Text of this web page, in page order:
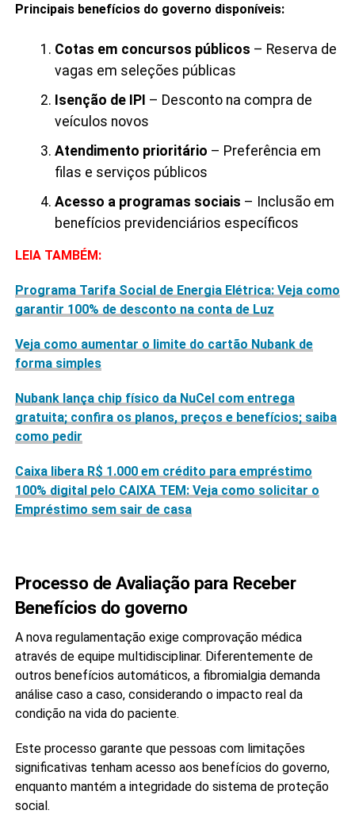
Principais benefícios do governo disponíveis:
Cotas em concursos públicos – Reserva de
vagas em seleções públicas
Isenção de IPI – Desconto na compra de
veículos novos
Atendimento prioritário – Preferência em
filas e serviços públicos
Acesso a programas sociais – Inclusão em
benefícios previdenciários específicos
LEIA TAMBÉM:
Programa Tarifa Social de Energia Elétrica: Veja como
garantir 100% de desconto na conta de Luz
Veja como aumentar o limite do cartão Nubank de
forma simples
Nubank lança chip físico da NuCel com entrega
gratuita; confira os planos, preços e benefícios; saiba
como pedir
Caixa libera R$ 1.000 em crédito para empréstimo
100% digital pelo CAIXA TEM: Veja como solicitar o
Empréstimo sem sair de casa
Processo de Avaliação para Receber
Benefícios do governo
A nova regulamentação exige comprovação médica
através de equipe multidisciplinar. Diferentemente de
outros benefícios automáticos, a fibromialgia demanda
análise caso a caso, considerando o impacto real da
condição na vida do paciente.
Este processo garante que pessoas com limitações
significativas tenham acesso aos benefícios do governo,
enquanto mantém a integridade do sistema de proteção
social.